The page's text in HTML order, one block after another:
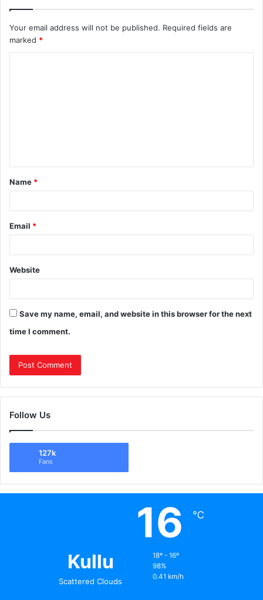
Your email address will not be published. Required fields are
marked *
Name *
Email *
Website
Save my name, email, and website in this browser for the next
time I comment.
Follow Us
127k
Fans
Kullu
Scattered Clouds
16 ℃
18º - 16º
98%
0.41 km/h